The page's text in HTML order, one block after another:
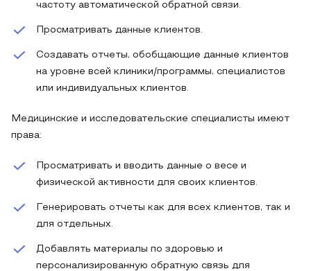
частоту автоматической обратной связи.
Просматривать данные клиентов.
Создавать отчеты, обобщающие данные клиентов
на уровне всей клиники/программы, специалистов
или индивидуальных клиентов.
Медицинские и исследовательские специалисты имеют
права:
Просматривать и вводить данные о весе и
физической активности для своих клиентов.
Генерировать отчеты как для всех клиентов, так и
для отдельных.
Добавлять материалы по здоровью и
персонализированную обратную связь для